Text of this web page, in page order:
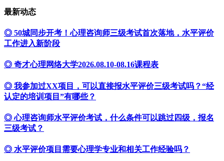
最新动态
◎ 50城同步开考！心理咨询师三级考试首次落地，水平评价
工作进入新阶段
◎ 奇才心理网络大学2026.08.10-08.16课程表
◎ 我参加过XX项目，可以直接报水平评价三级考试吗？“经
认定的培训项目”有哪些？
◎ 心理咨询师水平评价考试，什么条件可以跳过四级，报名
三级考试？
◎ 水平评价项目需要心理学专业和相关工作经验吗？